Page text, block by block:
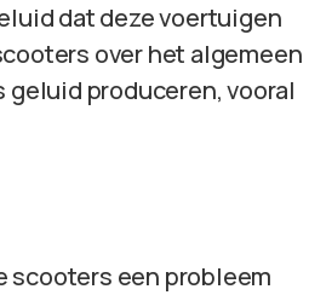
dat deze voertuigen
over het algemeen
produceren, vooral
scooters een probleem